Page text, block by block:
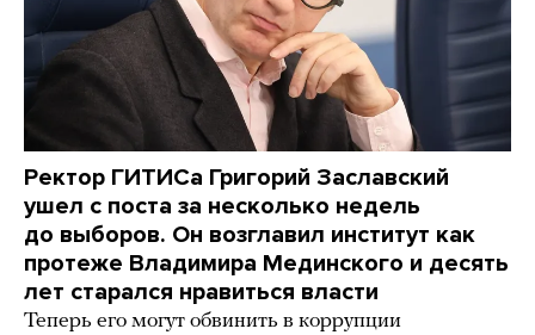
Ректор ГИТИСа Григорий Заславский
ушел с поста за несколько недель
до выборов. Он возглавил институт как
протеже Владимира Мединского и десять
лет старался нравиться власти
Теперь его могут обвинить в коррупции